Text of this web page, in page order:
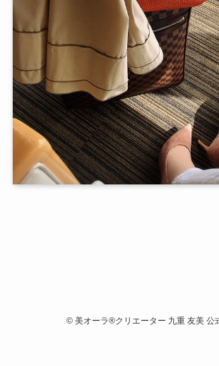
©美オーラ®クリエーター 九重 友美 公